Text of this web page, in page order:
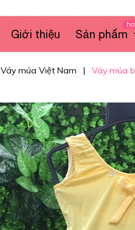
Giới thiệu Sản phẩm
Váy múa Việt Nam | Váy múa